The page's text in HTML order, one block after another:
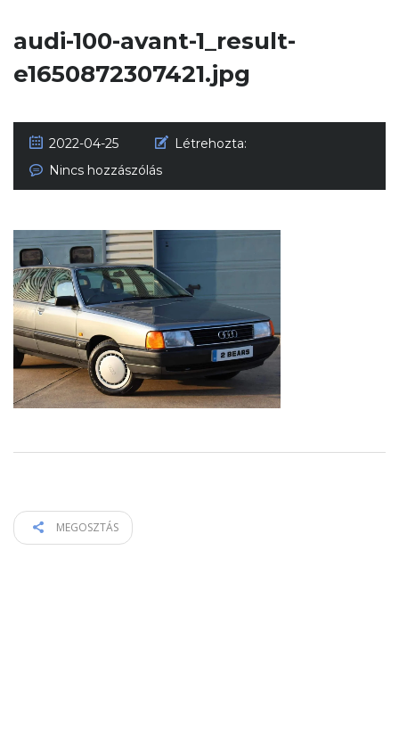
audi-100-avant-1_result-
e1650872307421.jpg
2022-04-25
Létrehozta:
Nincs hozzászólás
MEGOSZTÁS